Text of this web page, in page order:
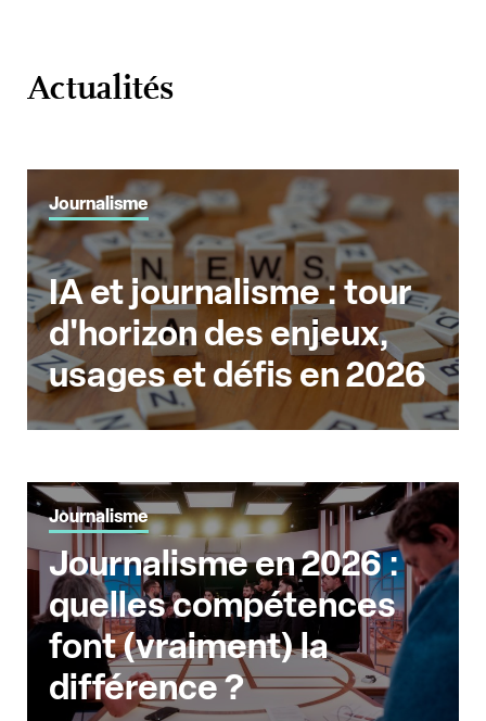
Actualités
Journalisme
IA et journalisme : tour
d'horizon des enjeux,
usages et défis en 2026
Journalisme
Journalisme en 2026 :
quelles compétences
font (vraiment) la
différence ?